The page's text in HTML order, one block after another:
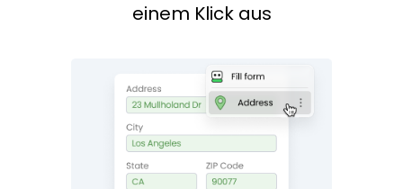
einem Klick aus